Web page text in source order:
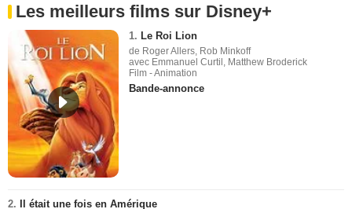
Les meilleurs films sur Disney+
1. Le Roi Lion
de Roger Allers, Rob Minkoff
avec Emmanuel Curtil, Matthew Broderick
Film - Animation
Bande-annonce
2. Il était une fois en Amérique